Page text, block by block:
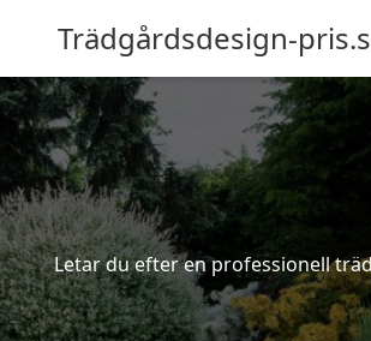
Trädgårdsdesign-
Letar du efter en professionell